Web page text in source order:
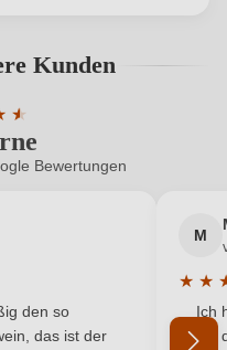
Trocken
Michele srl, S.P. Turi -
0,75 L
2025
Italien
Bitte loggen Sie sich
Kunde?
Kunden
★
★
Bewertung von 4.7
Bewertungen
von 5 von 5 Sternen
den so
das ist der
M
★ ★
Ich
mit